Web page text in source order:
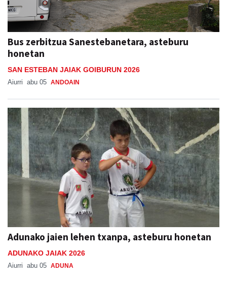
Bus zerbitzua Sanestebanetara, asteburu
honetan
SAN ESTEBAN JAIAK GOIBURUN 2026
Aiurri abu 05 ANDOAIN
Adunako jaien lehen txanpa, asteburu honetan
ADUNAKO JAIAK 2026
Aiurri abu 05 ADUNA